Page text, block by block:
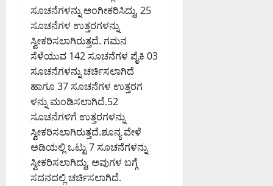
ಸೂಚನೆಗಳನ್ನು ಅಂಗೀಕರಿಸಿದ್ದು, 25
ಸೂಚನೆಗಳ ಉತ್ತರಗಳನ್ನು
ಸ್ವೀಕರಿಸಲಾಗಿರುತ್ತದೆ. ಗಮನ
ಸೆಳೆಯುವ 142 ಸೂಚನೆಗಳ ಪೈಕಿ 03
ಸೂಚನೆಗಳನ್ನು ಚರ್ಚಿಸಲಾಗಿದೆ
ಹಾಗೂ 37 ಸೂಚನೆಗಳ ಉತ್ತರಗ
ಳನ್ನು ಮಂಡಿಸಲಾಗಿದೆ.52
ಸೂಚನೆಗಳಿಗೆ ಉತ್ತರಗಳನ್ನು
ಸ್ವೀಕರಿಸಲಾಗಿರುತ್ತದೆ.ಶೂನ್ಯ ವೇಳೆ
ಅಡಿಯಲ್ಲಿ ಒಟ್ಟು 7 ಸೂಚನೆಗಳನ್ನು
ಸ್ವೀಕರಿಸಲಾಗಿದ್ದು, ಅವುಗಳ ಬಗ್ಗೆ
ಸದನದಲ್ಲಿ ಚರ್ಚಿಸಲಾಗಿದೆ.